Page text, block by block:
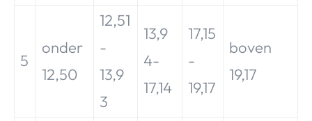
5
onder
12,50
12,51
-
13,9
3
13,9
4-
17,14
17,15
-
19,17
boven
19,17